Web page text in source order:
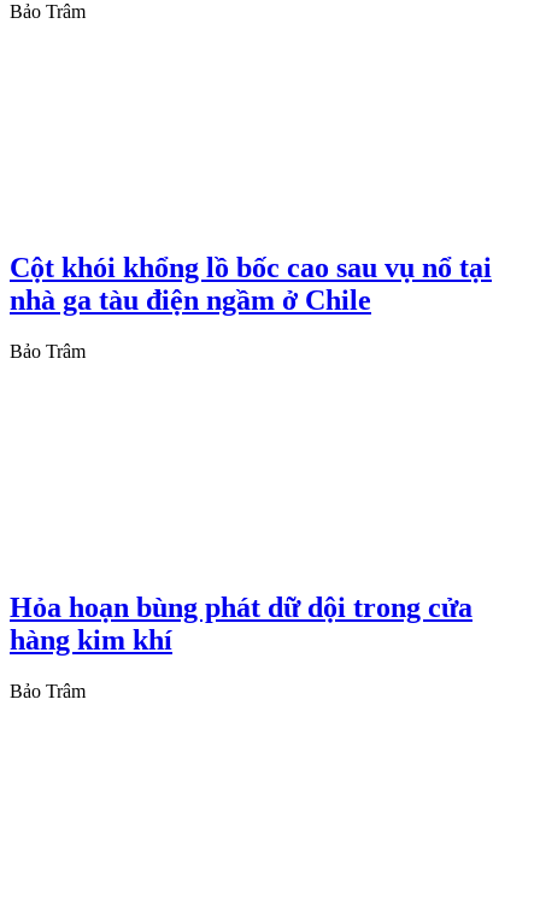
Bảo Trâm
Cột khói khổng lồ bốc cao sau vụ nổ tại
nhà ga tàu điện ngầm ở Chile
Bảo Trâm
Hỏa hoạn bùng phát dữ dội trong cửa
hàng kim khí
Bảo Trâm